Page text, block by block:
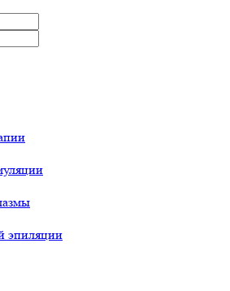
эпиляции